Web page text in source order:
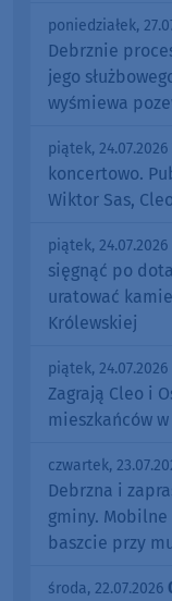
poniedziałek,
Debrznie
jego
wyśmiewa
piątek, 24.07.2026
koncertowo.
Wiktor Sas,
piątek, 24.07.2026
sięgnąć po
uratować
Królewskiej
piątek, 24.07.2026
Zagrają Cleo i
mieszkańców w
czwartek,
Debrzna i
gminy.
baszcie przy
środa, 22.07.2026